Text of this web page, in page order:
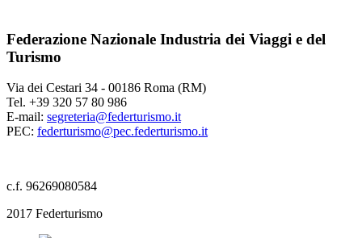
Federazione Nazionale Industria dei Viaggi e del
Turismo
Via dei Cestari 34 - 00186 Roma (RM)
Tel. +39 320 57 80 986
E-mail: segreteria@federturismo.it
PEC: federturismo@pec.federturismo.it
c.f. 96269080584
2017 Federturismo